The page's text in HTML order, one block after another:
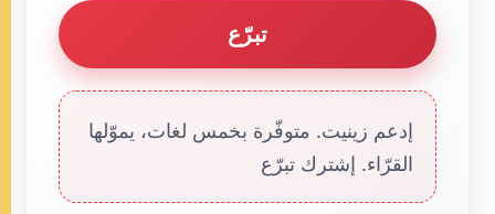
تبرّع
إدعم زينيت. متوفّرة بخمس لغات، يموّلها
القرّاء. إشترك تبرّع